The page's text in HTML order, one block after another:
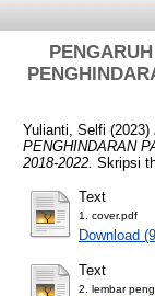
Yulianti, Selfi (2023)
PENGHINDARAN
2018-2022. Skripsi
Text
1. cover.pdf
Download
Text
2. lembar